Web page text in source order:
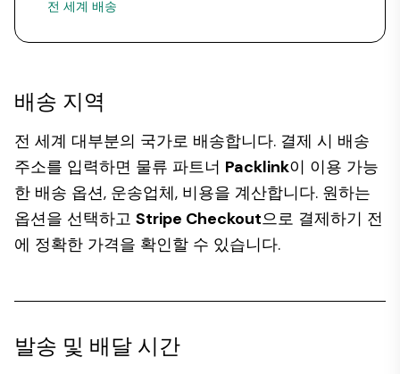
전 세계 배송
배송 지역
전 세계 대부분의 국가로 배송합니다. 결제 시 배송
주소를 입력하면 물류 파트너 Packlink이 이용 가능
한 배송 옵션, 운송업체, 비용을 계산합니다. 원하는
옵션을 선택하고 Stripe Checkout으로 결제하기 전
에 정확한 가격을 확인할 수 있습니다.
발송 및 배달 시간